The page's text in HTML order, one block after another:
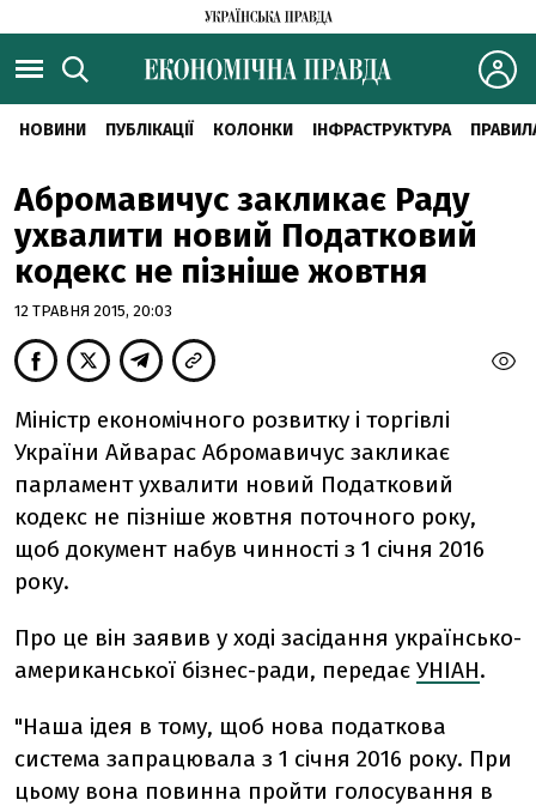
НОВИНИ ПУБЛІКАЦІЇ КОЛОНКИ ІНФРАСТРУКТУРА
Абромавичус закликає Раду
ухвалити новий Податковий
кодекс не пізніше жовтня
12 ТРАВНЯ 2015, 20:03
Міністр економічного розвитку і торгівлі
України Айварас Абромавичус закликає
парламент ухвалити новий Податковий
кодекс не пізніше жовтня поточного року,
щоб документ набув чинності з 1 січня 2016
року.
Про це він заявив у ході засідання українсько-
американської бізнес-ради, передає УНІАН.
"Наша ідея в тому, щоб нова податкова
система запрацювала з 1 січня 2016 року. При
цьому вона повинна пройти голосування в